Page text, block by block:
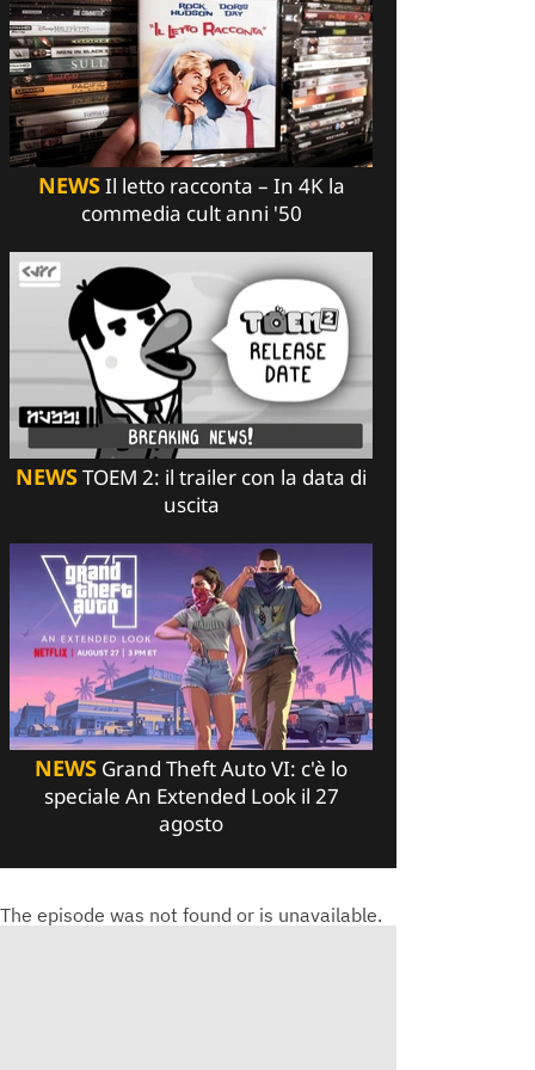
NEWSIl letto racconta – In 4K la
commedia cult anni '50
NEWSTOEM 2: il trailer con la data di
uscita
NEWS Grand Theft Auto VI: c'è lo
speciale An Extended Look il 27
agosto